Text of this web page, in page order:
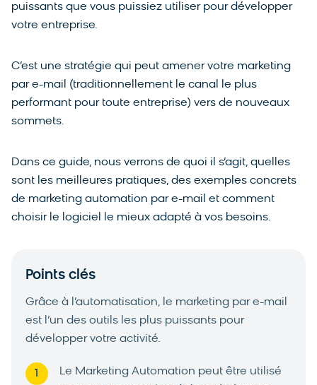
puissants que vous puissiez utiliser pour développer
votre entreprise.
C’est une stratégie qui peut amener votre marketing
par e-mail (traditionnellement le canal le plus
performant pour toute entreprise) vers de nouveaux
sommets.
Dans ce guide, nous verrons de quoi il s’agit, quelles
sont les meilleures pratiques, des exemples concrets
de marketing automation par e-mail et comment
choisir le logiciel le mieux adapté à vos besoins.
Points clés
Grâce à l’automatisation, le marketing par e-mail
est l’un des outils les plus puissants pour
développer votre activité.
Le Marketing Automation peut être utilisé